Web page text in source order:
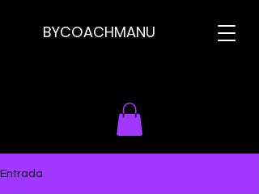
BYCOACHMANU
Entrada